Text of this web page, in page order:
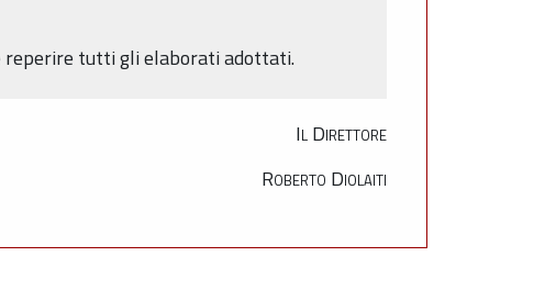
reperire tutti gli elaborati adottati.
Il Direttore
Roberto Diolaiti